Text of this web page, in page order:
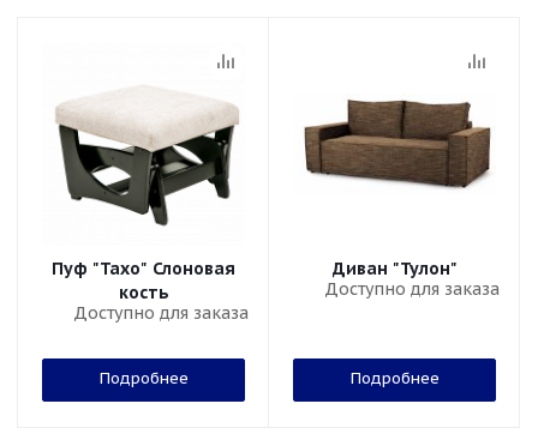
Пуф "Тахо" Слоновая
кость
Доступно для заказа
Подробнее
Диван "Тулон"
Доступно для заказа
Подробнее